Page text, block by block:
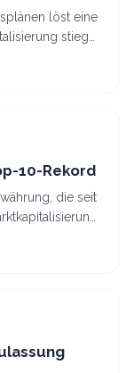
löst eine
stieg
10-Rekord
die seit